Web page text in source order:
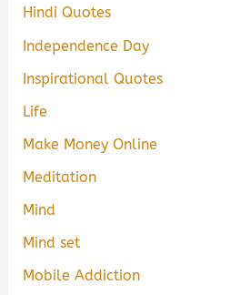
Hindi Quotes
Independence Day
Inspirational Quotes
Life
Make Money Online
Meditation
Mind
Mind set
Mobile Addiction